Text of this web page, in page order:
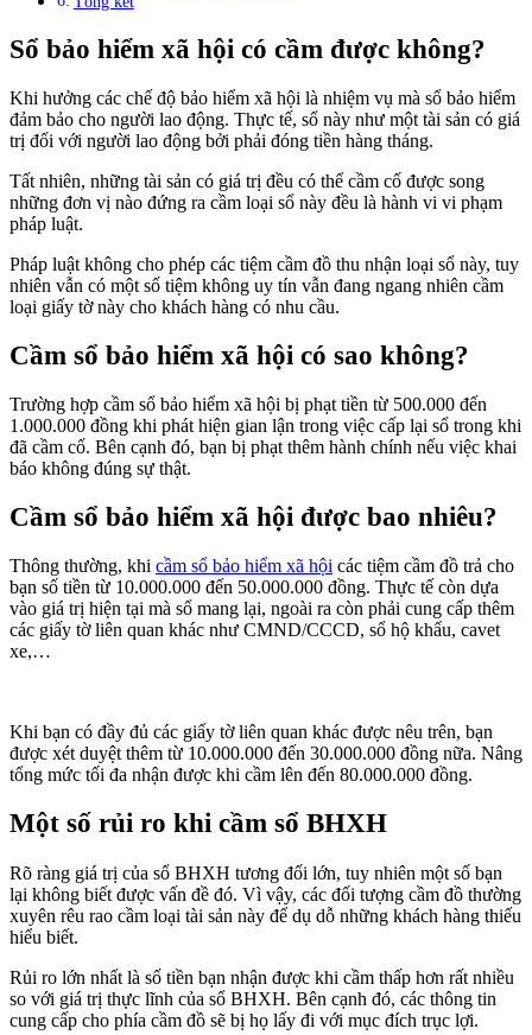
Sổ bảo hiểm xã hội có cầm được không?
Khi hưởng các chế độ bảo hiểm xã hội là nhiệm vụ mà sổ bảo hiểm
đảm bảo cho người lao động. Thực tế, sổ này như một tài sản có giá
trị đối với người lao động bởi phải đóng tiền hàng tháng.
Tất nhiên, những tài sản có giá trị đều có thể cầm cố được song
những đơn vị nào đứng ra cầm loại sổ này đều là hành vi vi phạm
pháp luật.
Pháp luật không cho phép các tiệm cầm đồ thu nhận loại sổ này, tuy
nhiên vẫn có một số tiệm không uy tín vẫn đang ngang nhiên cầm
loại giấy tờ này cho khách hàng có nhu cầu.
Cầm sổ bảo hiểm xã hội có sao không?
Trường hợp cầm sổ bảo hiểm xã hội bị phạt tiền từ 500.000 đến
1.000.000 đồng khi phát hiện gian lận trong việc cấp lại sổ trong khi
đã cầm cố. Bên cạnh đó, bạn bị phạt thêm hành chính nếu việc khai
báo không đúng sự thật.
Cầm sổ bảo hiểm xã hội được bao nhiêu?
Thông thường, khi cầm sổ bảo hiểm xã hội các tiệm cầm đồ trả cho
bạn số tiền từ 10.000.000 đến 50.000.000 đồng. Thực tế còn dựa
vào giá trị hiện tại mà sổ mang lại, ngoài ra còn phải cung cấp thêm
các giấy tờ liên quan khác như CMND/CCCD, sổ hộ khẩu, cavet
xe,…
Khi bạn có đầy đủ các giấy tờ liên quan khác được nêu trên, bạn
được xét duyệt thêm từ 10.000.000 đến 30.000.000 đồng nữa. Nâng
tổng mức tối đa nhận được khi cầm lên đến 80.000.000 đồng.
Một số rủi ro khi cầm sổ BHXH
Rõ ràng giá trị của sổ BHXH tương đối lớn, tuy nhiên một số bạn
lại không biết được vấn đề đó. Vì vậy, các đối tượng cầm đồ thường
xuyên rêu rao cầm loại tài sản này để dụ dỗ những khách hàng thiếu
hiểu biết.
Rủi ro lớn nhất là số tiền bạn nhận được khi cầm thấp hơn rất nhiều
so với giá trị thực lĩnh của sổ BHXH. Bên cạnh đó, các thông tin
cung cấp cho phía cầm đồ sẽ bị họ lấy đi với mục đích trục lợi.